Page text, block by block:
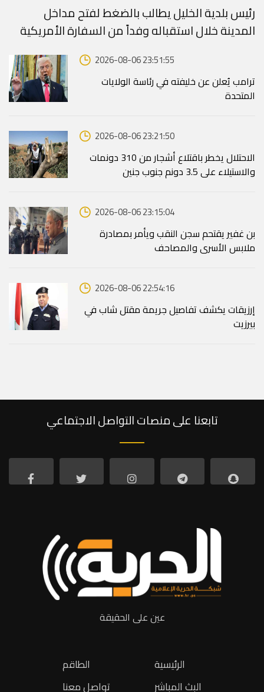
رئيس بلدية الخليل يطالب بالضغط لفتح مداخل
المدينة خلال استقباله وفداً من السفارة الأمريكية
2026-08-06 23:51:55
ترامب يُعلن عن خليفته في رئاسة الولايات
المتحدة
2026-08-06 23:21:50
الاحتلال يخطر باقتلاع أشجار من 310 دونمات
والاستيلاء على 3.5 دونم جنوب جنين
2026-08-06 23:15:04
بن غفير يقتحم سجن النقب ويأمر بمصادرة
ملابس الأسرى والمصاحف
2026-08-06 22:54:16
إرزيقات يكشف تفاصيل جريمة مقتل شاب في
بيرزيت
تابعنا على منصات التواصل الاجتماعي
عين على الحقيقة
الطاقم
تواصل معنا
الرئيسية
البث المباشر